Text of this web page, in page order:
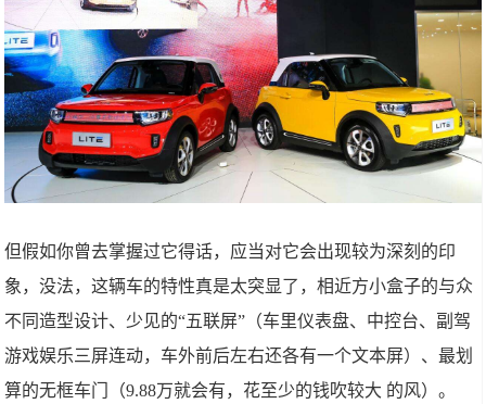
但假如你曾去掌握过它得话，应当对它会出现较为深刻的印
象，没法，这辆车的特性真是太突显了，相近方小盒子的与众
不同造型设计、少见的“五联屏”（车里仪表盘、中控台、副驾
游戏娱乐三屏连动，车外前后左右还各有一个文本屏）、最划
算的无框车门（9.88万就会有，花至少的钱吹较大 的风）。